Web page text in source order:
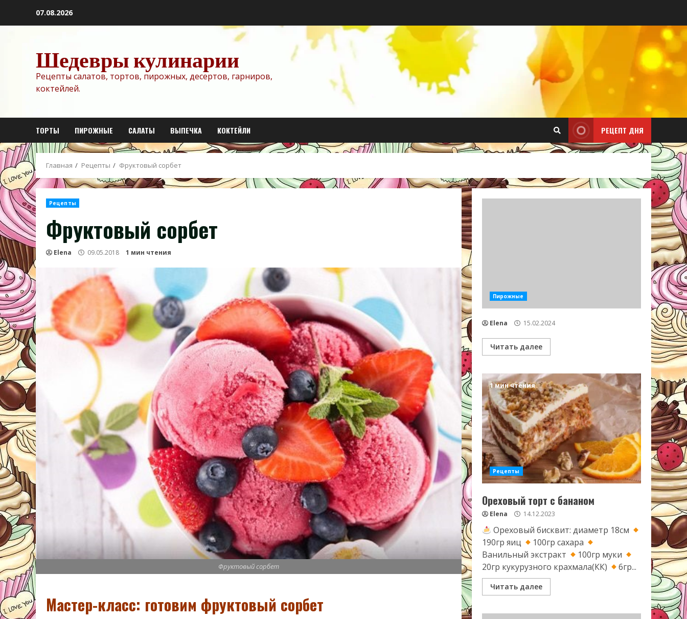
07.08.2026
Шедевры кулинарии
Рецепты салатов, тортов, пирожных, десертов, гарниров,
коктейлей.
ТОРТЫ ПИРОЖНЫЕ САЛАТЫ ВЫПЕЧКА КОКТЕЙЛИ РЕЦЕПТ ДНЯ
Главная Рецепты Фруктовый сорбет
Рецепты
Фруктовый сорбет
Elena 09.05.2018 1 мин чтения
Фруктовый сорбет
Мастер-класс: готовим фруктовый сорбет
Пирожные
Elena 15.02.2024
Читать далее
1 мин чтения
Рецепты
Ореховый торт с бананом
Elena 14.12.2023
Ореховый бисквит: диаметр 18см
190гр яиц
100гр сахара
Ванильный экстракт
100гр муки
20гр кукурузного крахмала(КК)
6гр...
Читать далее